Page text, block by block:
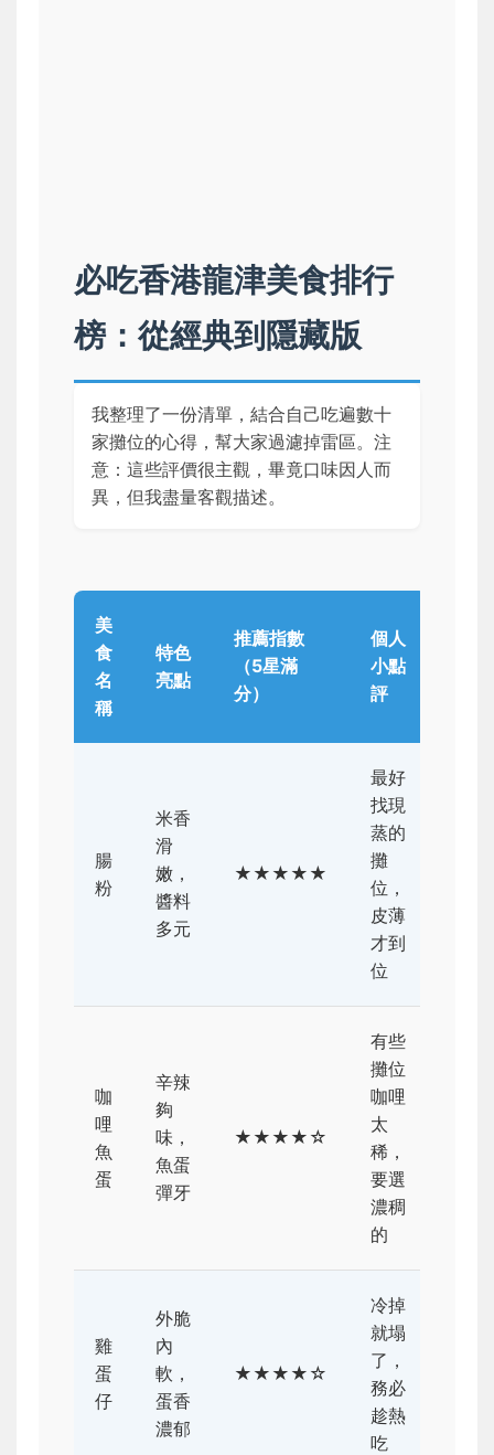
必吃香港龍津美食排行
榜：從經典到隱藏版
我整理了一份清單，結合自己吃遍數十
家攤位的心得，幫大家過濾掉雷區。注
意：這些評價很主觀，畢竟口味因人而
異，但我盡量客觀描述。
美
食
名
稱
特色
亮點
推薦指數
（5星滿
分）
個人
小點
評
腸
粉
米香
滑
嫩，
醬料
多元
★★★★★
最好
找現
蒸的
攤
位，
皮薄
才到
位
咖
哩
魚
蛋
辛辣
夠
味，
魚蛋
彈牙
★★★★☆
有些
攤位
咖哩
太
稀，
要選
濃稠
的
雞
蛋
仔
外脆
內
軟，
蛋香
濃郁
★★★★☆
冷掉
就塌
了，
務必
趁熱
吃